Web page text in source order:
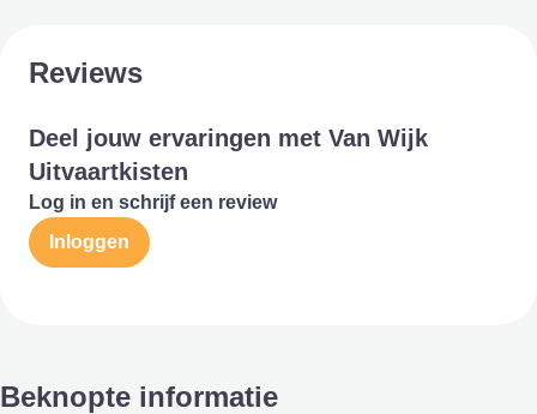
Reviews
Deel jouw ervaringen met Van Wijk
Uitvaartkisten
Log in en schrijf een review
Inloggen
Beknopte informatie